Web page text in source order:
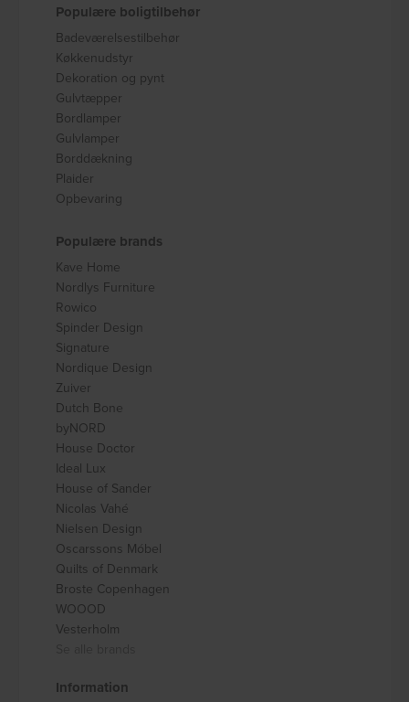
Populære boligtilbehør
Badeværelsestilbehør
Køkkenudstyr
Dekoration og pynt
Gulvtæpper
Bordlamper
Gulvlamper
Borddækning
Plaider
Opbevaring
Populære brands
Kave Home
Nordlys Furniture
Rowico
Spinder Design
Signature
Nordique Design
Zuiver
Dutch Bone
byNORD
House Doctor
Ideal Lux
House of Sander
Nicolas Vahé
Nielsen Design
Oscarssons Móbel
Quilts of Denmark
Broste Copenhagen
WOOOD
Vesterholm
Information